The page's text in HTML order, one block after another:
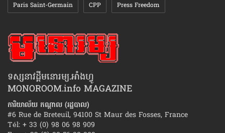
Paris Saint-Germain CPP Press Freedom
ទស្សនាវដ្ដីមនោរម្យ.អាំងហ្វូ
MONOROOM.info MAGAZINE
ការិយាល័យ កណ្ដាល (រដ្ឋបាល)
#6 Rue de Breteuil, 94100 St Maur des Fosses, France
Tél: + 33 (0) 98 06 98 909